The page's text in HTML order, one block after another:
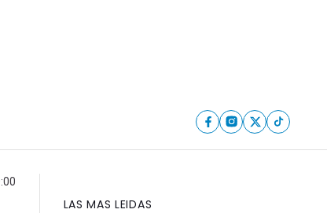
LAS MAS LEIDAS